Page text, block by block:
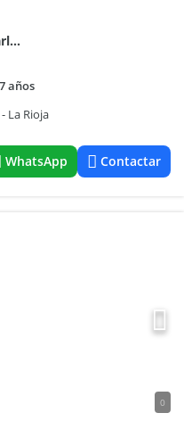
Adolfo Bioy Casares e/ Beatriz Sarlo y Martin Caparros
7 años
La Rioja
WhatsApp Contactar
0